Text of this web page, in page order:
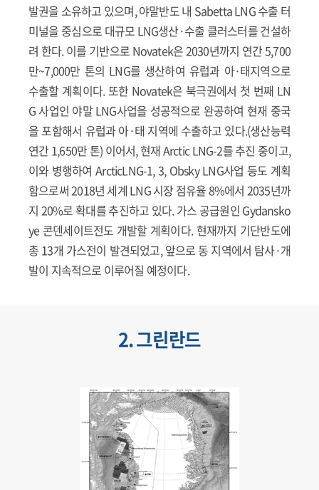
발권을 소유하고 있으며, 야말반도 내 Sabetta LNG 수출 터
미널을 중심으로 대규모 LNG생산·수출 클러스터를 건설하
려 한다. 이를 기반으로 Novatek은 2030년까지 연간 5,700
만~7,000만 톤의 LNG를 생산하여 유럽과 아·태지역으로
수출할 계획이다. 또한 Novatek은 북극권에서 첫 번째 LN
G 사업인 야말 LNG사업을 성공적으로 완공하여 현재 중국
을 포함해서 유럽과 아·태 지역에 수출하고 있다.(생산능력
연간 1,650만 톤) 이어서, 현재 Arctic LNG-2를 추진 중이고,
이와 병행하여 ArcticLNG-1, 3, Obsky LNG사업 등도 계획
함으로써 2018년 세계 LNG 시장 점유율 8%에서 2035년까
지 20%로 확대를 추진하고 있다. 가스 공급원인 Gydansko
ye 콘덴세이트전도 개발할 계획이다. 현재까지 기단반도에
총 13개 가스전이 발견되었고, 앞으로 동 지역에서 탐사·개
발이 지속적으로 이루어질 예정이다.
2. 그린란드